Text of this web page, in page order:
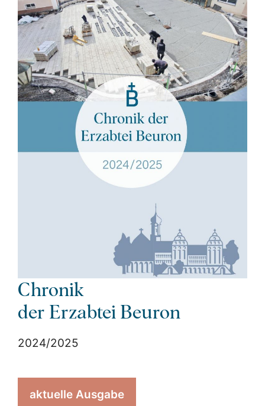
Chronik
der Erzabtei Beuron
2024/2025
aktuelle Ausgabe